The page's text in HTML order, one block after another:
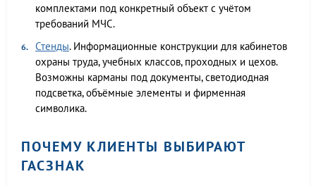
комплектами под конкретный объект с учётом
требований МЧС.
Стенды. Информационные конструкции для кабинетов
охраны труда, учебных классов, проходных и цехов.
Возможны карманы под документы, светодиодная
подсветка, объёмные элементы и фирменная
символика.
ПОЧЕМУ КЛИЕНТЫ ВЫБИРАЮТ
ГАСЗНАК